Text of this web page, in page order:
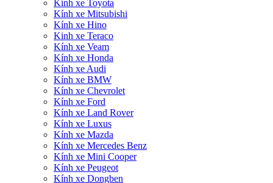
Kính xe Toyota
Kính xe Mitsubishi
Kính xe Hino
Kinh xe Teraco
Kính xe Veam
Kính xe Honda
Kính xe Audi
Kính xe BMW
Kính xe Chevrolet
Kính xe Ford
Kính xe Land Rover
Kính xe Luxus
Kính xe Mazda
Kính xe Mercedes Benz
Kính xe Mini Cooper
Kính xe Peugeot
Kính xe Dongben